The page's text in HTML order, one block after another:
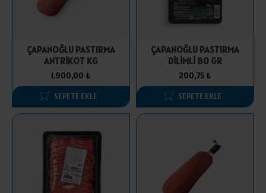
ÇAPANOĞLU PASTIRMA
ANTRİKOT KG
1.900,00 ₺
SEPETE EKLE
ÇAPANOĞLU PASTIRMA
DİLİMLİ 80 GR
200,75 ₺
SEPETE EKLE